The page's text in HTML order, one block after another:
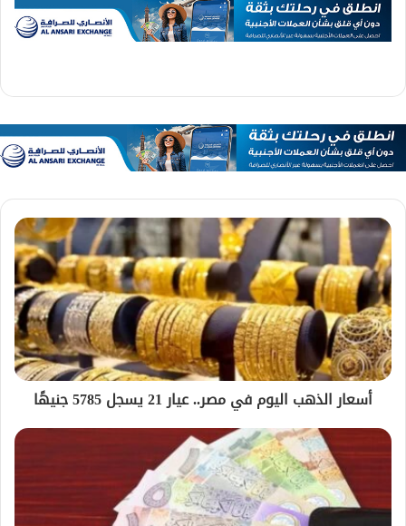
أسعار الذهب اليوم في مصر.. عيار 21 يسجل 5785 جنيهًا